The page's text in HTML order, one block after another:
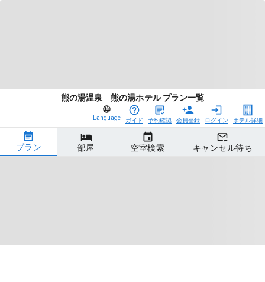
熊の湯温泉 熊の湯ホテル プラン一覧
ホテル詳細
ログイン
会員登録
予約確認
ガイド
Language
プラン 部屋 空室検索 キャンセル待ち